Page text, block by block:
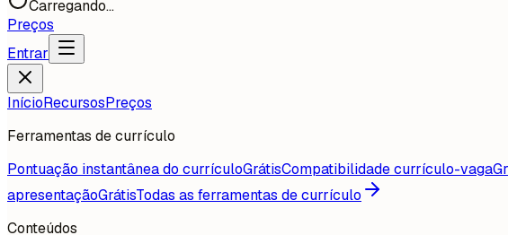
Carregando...
Preços
Entrar
InícioRecursosPreços
Ferramentas de currículo
Pontuação instantânea do currículoGrátisCompatibilidade currículo-vaga
apresentaçãoGrátisTodas as ferramentas de currículo
Conteúdos